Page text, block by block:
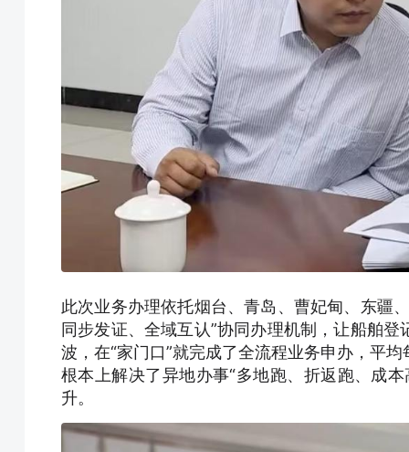
此次业务办理依托烟台、青岛、曹妃甸、东疆
同步发证、全域互认”协同办理机制，让船舶
波，在“家门口”就完成了全流程业务申办，平
根本上解决了异地办事“多地跑、折返跑、成
升。